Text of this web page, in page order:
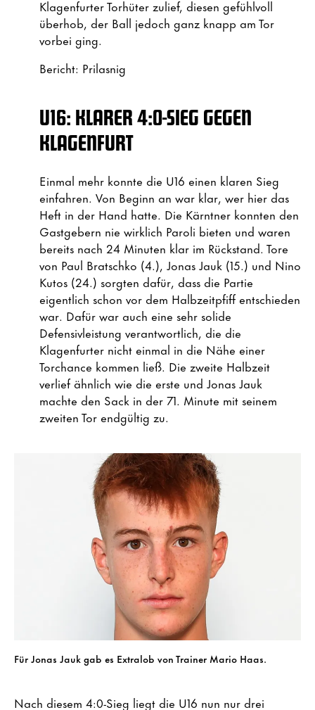
Klagenfurter Torhüter zulief, diesen gefühlvoll
überhob, der Ball jedoch ganz knapp am Tor
vorbei ging.
Bericht: Prilasnig
U16: KLARER 4:0-SIEG GEGEN
KLAGENFURT
Einmal mehr konnte die U16 einen klaren Sieg
einfahren. Von Beginn an war klar, wer hier das
Heft in der Hand hatte. Die Kärntner konnten den
Gastgebern nie wirklich Paroli bieten und waren
bereits nach 24 Minuten klar im Rückstand. Tore
von Paul Bratschko (4.), Jonas Jauk (15.) und Nino
Kutos (24.) sorgten dafür, dass die Partie
eigentlich schon vor dem Halbzeitpfiff entschieden
war. Dafür war auch eine sehr solide
Defensivleistung verantwortlich, die die
Klagenfurter nicht einmal in die Nähe einer
Torchance kommen ließ. Die zweite Halbzeit
verlief ähnlich wie die erste und Jonas Jauk
machte den Sack in der 71. Minute mit seinem
zweiten Tor endgültig zu.
Für Jonas Jauk gab es Extralob von Trainer Mario Haas.
Nach diesem 4:0-Sieg liegt die U16 nun nur drei